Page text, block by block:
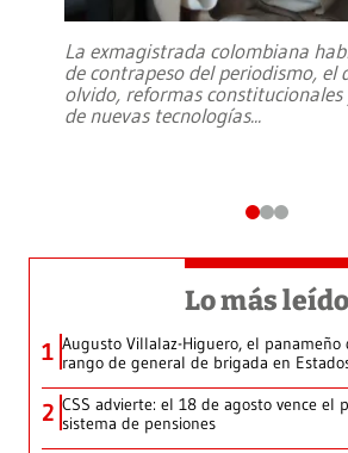
La exmagistrada colombiana
de contrapeso del periodismo, el
olvido, reformas constitucionales
de nuevas tecnologías...
Lo más leído
1 Augusto Villalaz-Higuero, el panameño
rango de general de brigada en
2 CSS advierte: el 18 de agosto vence el
sistema de pensiones